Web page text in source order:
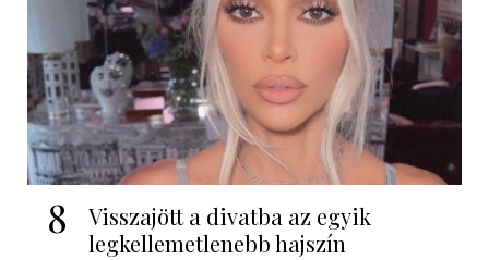
8
Visszajött a divatba az egyik
legkellemetlenebb hajszín